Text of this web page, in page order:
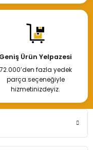
Geniş Ürün Yelpazesi
72.000’den fazla yedek
parça seçeneğiyle
hizmetinizdeyiz.